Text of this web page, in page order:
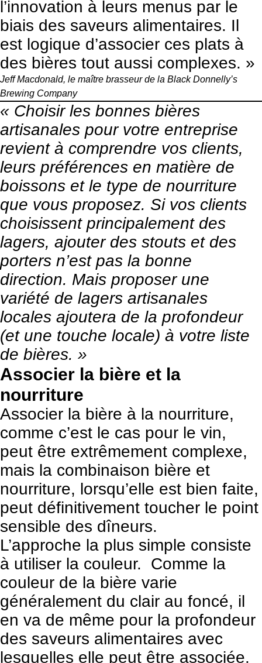
l’innovation à leurs menus par le
biais des saveurs alimentaires. Il
est logique d’associer ces plats à
des bières tout aussi complexes. »
Jeff Macdonald, le maître brasseur de la Black Donnelly’s
Brewing Company
« Choisir les bonnes bières
artisanales pour votre entreprise
revient à comprendre vos clients,
leurs préférences en matière de
boissons et le type de nourriture
que vous proposez. Si vos clients
choisissent principalement des
lagers, ajouter des stouts et des
porters n’est pas la bonne
direction. Mais proposer une
variété de lagers artisanales
locales ajoutera de la profondeur
(et une touche locale) à votre liste
de bières. »
Associer la bière et la
nourriture
Associer la bière à la nourriture,
comme c’est le cas pour le vin,
peut être extrêmement complexe,
mais la combinaison bière et
nourriture, lorsqu’elle est bien faite,
peut définitivement toucher le point
sensible des dîneurs.
L’approche la plus simple consiste
à utiliser la couleur. Comme la
couleur de la bière varie
généralement du clair au foncé, il
en va de même pour la profondeur
des saveurs alimentaires avec
lesquelles elle peut être associée.